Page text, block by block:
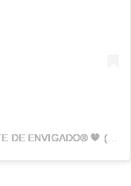
Una publicación compartida por GENTE DE ENVIGADO® 🧡 (@genteenvigado)